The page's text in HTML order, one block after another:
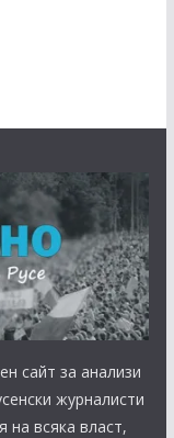
сайт за анализи
журналисти
на всяка власт,